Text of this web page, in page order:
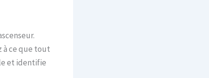
à ce que tout
et identifie